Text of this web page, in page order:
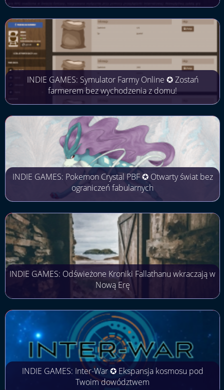
INDIE GAMES: Symulator Farmy Online ✪ Zostań
farmerem bez wychodzenia z domu!
INDIE GAMES: Pokemon Crystal PBF ✪ Otwarty świat bez
ograniczeń fabularnych
INDIE GAMES: Odświeżone Kroniki Fallathanu wkraczają w
Nową Erę
INDIE GAMES: Inter-War ✪ Ekspansja kosmosu pod
Twoim dowództwem